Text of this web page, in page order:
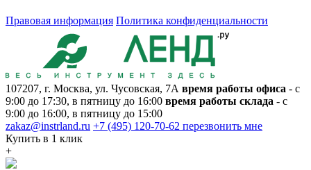
Правовая информация Политика конфиденциальности
107207, г. Москва, ул. Чусовская, 7А время работы офиса - с
9:00 до 17:30, в пятницу до 16:00 время работы склада - с
9:00 до 16:00, в пятницу до 15:00
zakaz@instrland.ru +7 (495) 120-70-62 перезвонить мне
Купить в 1 клик
+